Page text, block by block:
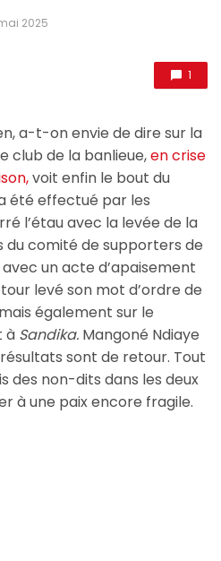
2025
1
a-t-on envie de dire sur la
club de la banlieue,en crise
voit enfin le bout du
été effectué par les
l’étau avec la levée de la
du comité de supporters de
avec un acte d’apaisement
levé son mot d’ordre de
également sur le
à Sandika. Mangoné Ndiaye
sont de retour. Tout
des non-dits dans les deux
à une paix encore fragile.